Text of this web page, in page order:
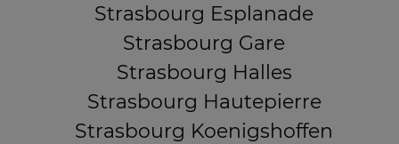
Strasbourg Esplanade
Strasbourg Gare
Strasbourg Halles
Strasbourg Hautepierre
Strasbourg Koenigshoffen